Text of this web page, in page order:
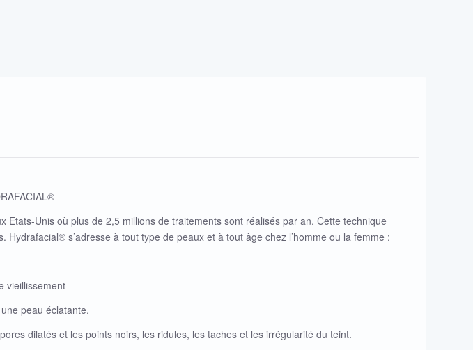
Unis où plus de 2,5 millions de traitements sont réalisés par an. Cette technique
s’adresse à tout type de peaux et à tout âge chez l’homme ou la femme :
vieillissement
peau éclatante.
dilatés et les points noirs, les ridules, les taches et les irrégularité du teint.